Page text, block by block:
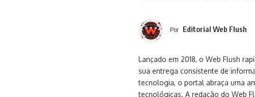
Por Editorial Web Flush
Lançado em 2018, o Web Flush
sua entrega consistente de
tecnologia, o portal abraça uma
tecnológicas. A redação do Web